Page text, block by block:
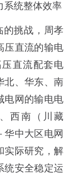
统整体效率
挑战，周孝
压直流的输电
直流配套电
北、华东、南
电网的输电电
西南（川藏
华中大区电网
实际研究，解
统安全稳定运